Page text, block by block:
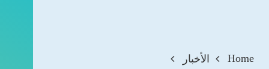
Home الأخبار